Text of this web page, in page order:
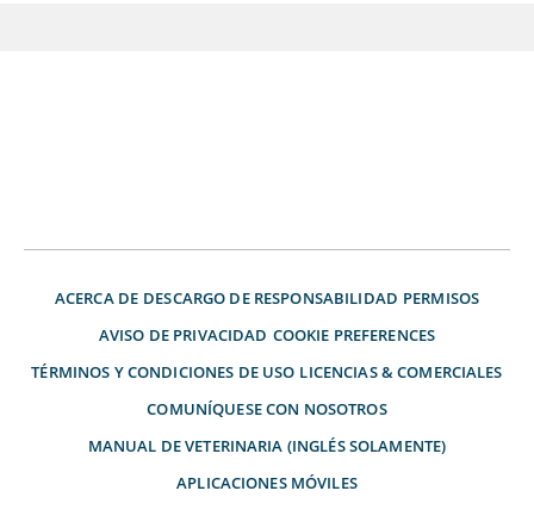
ACERCA DE DESCARGO DE RESPONSABILIDAD PERMISOS
AVISO DE PRIVACIDAD COOKIE PREFERENCES
TÉRMINOS Y CONDICIONES DE USO LICENCIAS & COMERCIALES
COMUNÍQUESE CON NOSOTROS
MANUAL DE VETERINARIA (INGLÉS SOLAMENTE)
APLICACIONES MÓVILES